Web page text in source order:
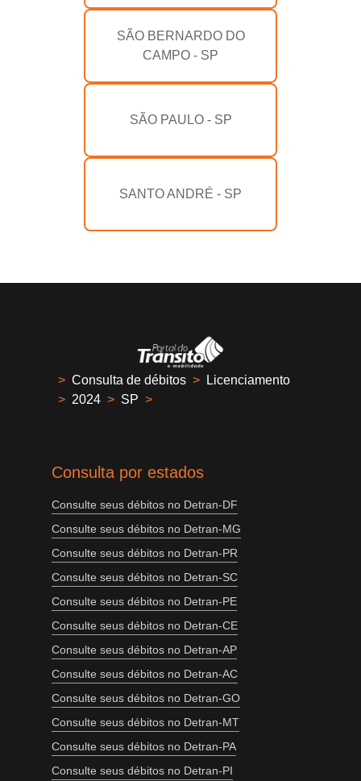
SÃO BERNARDO DO
CAMPO - SP
SÃO PAULO - SP
SANTO ANDRÉ - SP
> Consulta de débitos >
Licenciamento
> 2024 > SP >
Consulta por estados
Consulte seus débitos no Detran-DF
Consulte seus débitos no Detran-MG
Consulte seus débitos no Detran-PR
Consulte seus débitos no Detran-SC
Consulte seus débitos no Detran-PE
Consulte seus débitos no Detran-CE
Consulte seus débitos no Detran-AP
Consulte seus débitos no Detran-AC
Consulte seus débitos no Detran-GO
Consulte seus débitos no Detran-MT
Consulte seus débitos no Detran-PA
Consulte seus débitos no Detran-PI